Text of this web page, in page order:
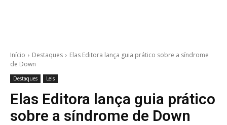
Início Destaques
Elas Editora lança guia prático sobre a síndrome
de Down
Destaques Leis
Elas Editora lança guia prático
sobre a síndrome de Down